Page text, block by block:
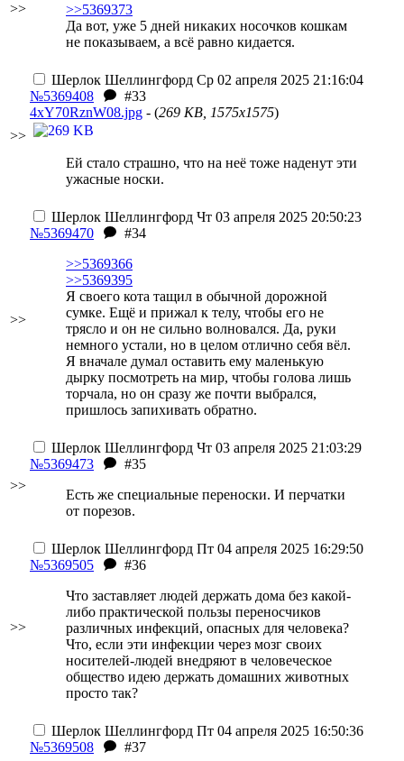
>>
>>5369373
Да вот, уже 5 дней никаких носочков кошкам
не показываем, а всё равно кидается.
>>
Шерлок Шеллингфорд Ср 02 апреля 2025 21:16:04
№5369408
#33
4xY70RznW08.jpg - (269 KB, 1575x1575)
Ей стало страшно, что на неё тоже наденут эти
ужасные носки.
>>
Шерлок Шеллингфорд Чт 03 апреля 2025 20:50:23
№5369470
#34
>>5369366
>>5369395
Я своего кота тащил в обычной дорожной
сумке. Ещё и прижал к телу, чтобы его не
трясло и он не сильно волновался. Да, руки
немного устали, но в целом отлично себя вёл.
Я вначале думал оставить ему маленькую
дырку посмотреть на мир, чтобы голова лишь
торчала, но он сразу же почти выбрался,
пришлось запихивать обратно.
>>
Шерлок Шеллингфорд Чт 03 апреля 2025 21:03:29
№5369473
#35
Есть же специальные переноски. И перчатки
от порезов.
>>
Шерлок Шеллингфорд Пт 04 апреля 2025 16:29:50
№5369505
#36
Что заставляет людей держать дома без какой-
либо практической пользы переносчиков
различных инфекций, опасных для человека?
Что, если эти инфекции через мозг своих
носителей-людей внедряют в человеческое
общество идею держать домашних животных
просто так?
Шерлок Шеллингфорд Пт 04 апреля 2025 16:50:36
№5369508
#37